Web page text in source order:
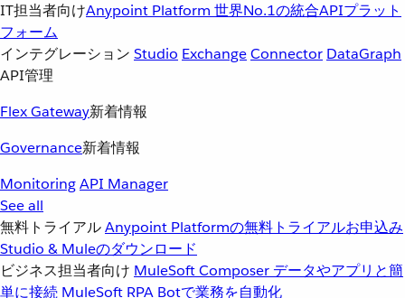
IT担当者向けAnypoint Platform 世界No.1の統合APIプラット
フォーム
インテグレーション Studio ExchangeConnector DataGraph
API管理
Flex Gateway新着情報
Governance新着情報
MonitoringAPI Manager
See all
無料トライアルAnypoint Platformの無料トライアルお申込み
Studio & Muleのダウンロード
ビジネス担当者向け MuleSoft Composer データやアプリと簡
単に接続 MuleSoft RPA Botで業務を自動化